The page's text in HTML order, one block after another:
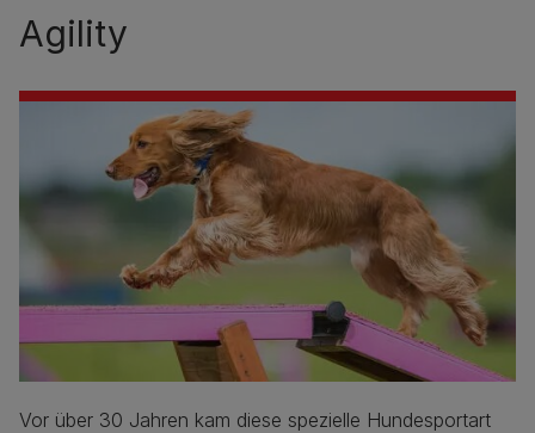
Agility
Vor über 30 Jahren kam diese spezielle Hundesportart